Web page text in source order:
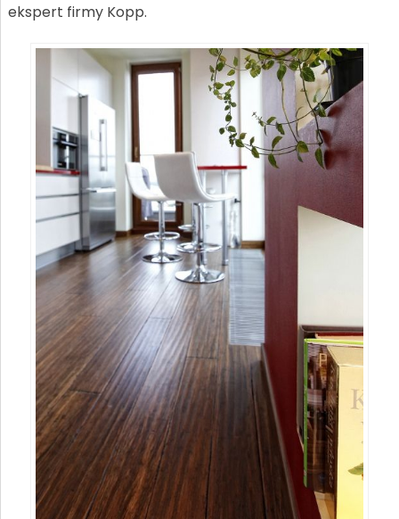
ekspert firmy Kopp.